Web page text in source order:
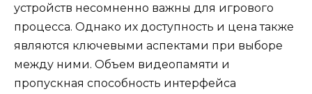
устройств несомненно важны для игрового
процесса. Однако их доступность и цена также
являются ключевыми аспектами при выборе
между ними. Объем видеопамяти и
пропускная способность интерфейса